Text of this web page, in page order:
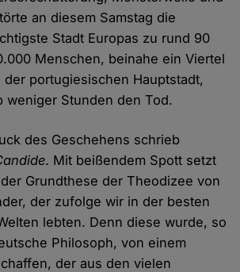
an diesem Samstag die
Stadt Europas zu rund 90
Menschen, beinahe ein Viertel
portugiesischen Hauptstadt,
weniger Stunden den Tod.
des Geschehens schrieb
. Mit beißendem Spott setzt
Grundthese der Theodizee von
der zufolge wir in der besten
lebten. Denn diese wurde, so
Philosoph, von einem
der aus den vielen